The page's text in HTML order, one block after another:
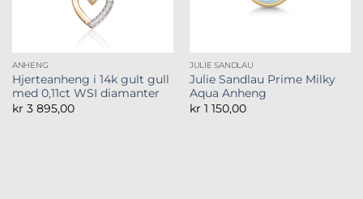
ANHENG
Hjerteanheng i 14k gult gull
med 0,11ct WSI diamanter
kr 3 895,00
JULIE SANDLAU
Julie Sandlau Prime Milky
Aqua Anheng
kr 1 150,00